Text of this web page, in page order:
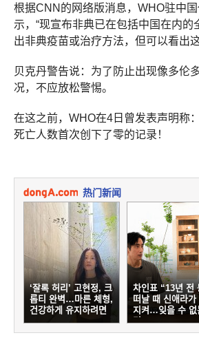
根据CNN的网络版消息，WHO驻中
示，“现宣布非典已在包括中国在内
出非典疫苗或治疗方法，但可以看出
贝克丹警告说：为了防止出现像多伦
况，不应放松警惕。
在这之前，WHO在4日曾发表声明称
死亡人数首次创下了零的记录！
热门新闻
‘잘록 허리’ 고현정, 크
롭티 완벽…마른 체형,
건강하게 유지하려면
차인표 “13년 전
떠날 때 신애라가
지켜…잊을 수 없
면”